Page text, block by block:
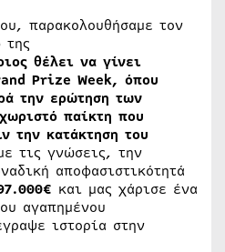
παρακολουθήσαμε τον
της
θέλει να γίνει
Prize Week, όπου
την ερώτηση των
παίκτη που
την κατάκτηση του
τις γνώσεις, την
αποφασιστικότητά
και μας χάρισε ένα
αγαπημένου
ιστορία στην